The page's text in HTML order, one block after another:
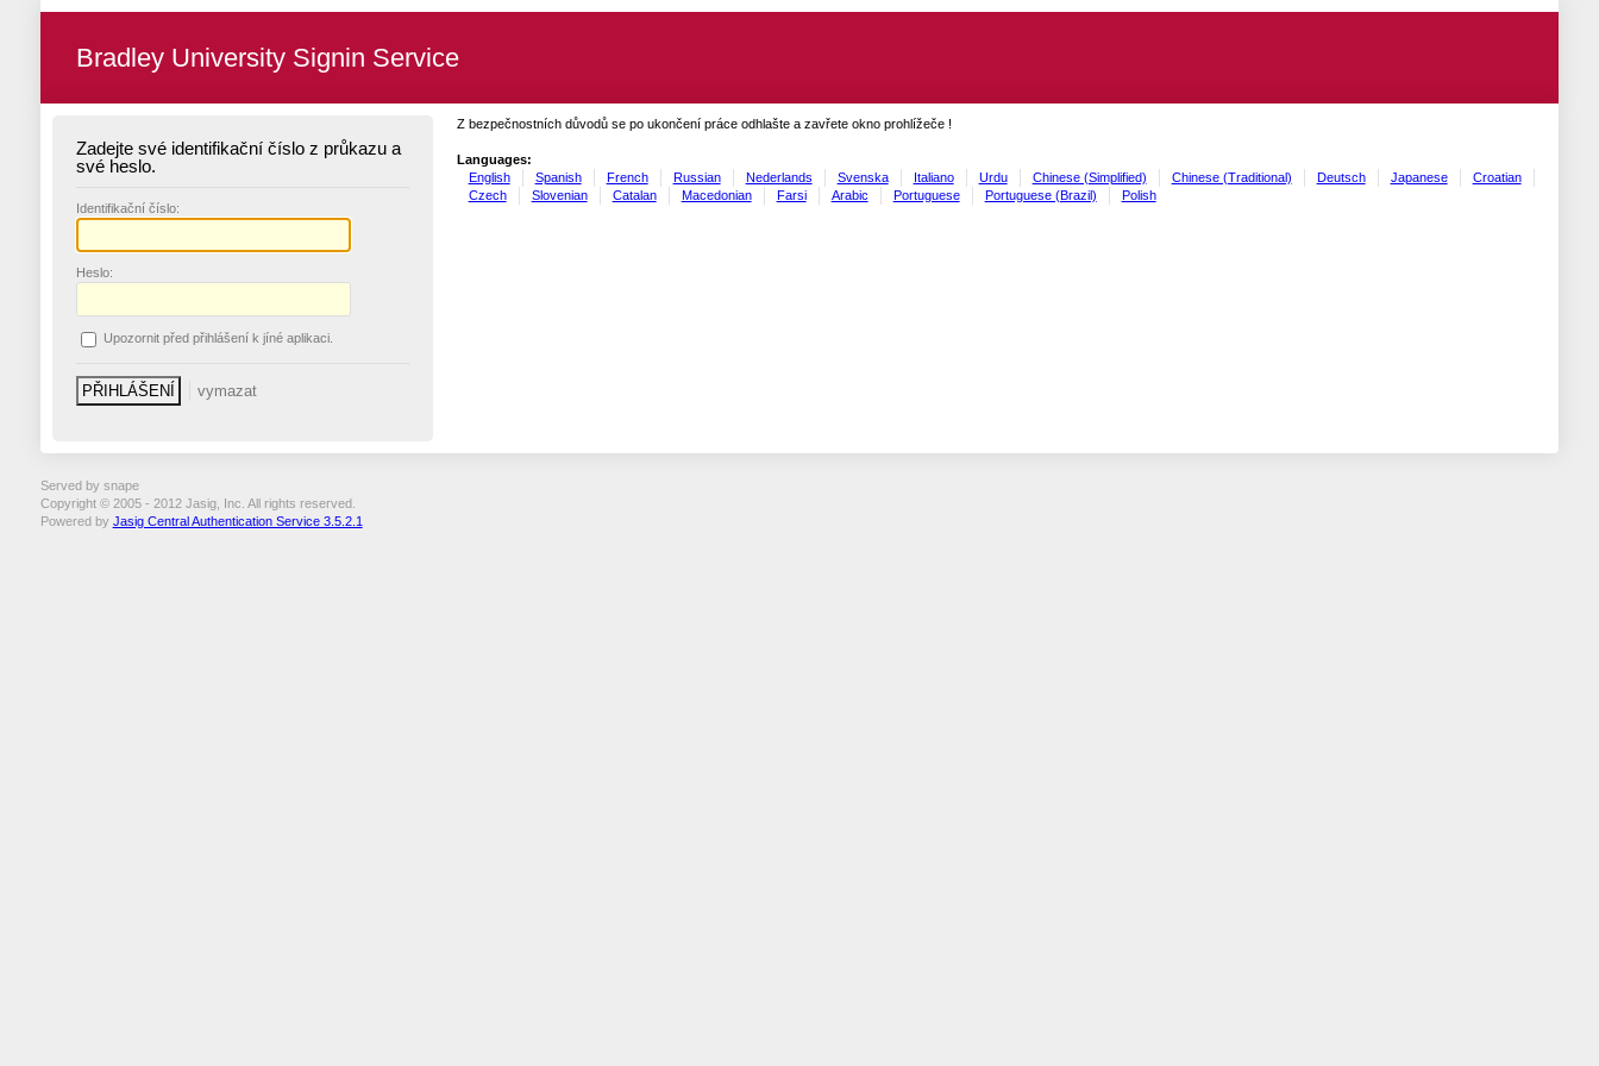
Bradley University Signin Service
Zadejte své identifikační číslo z průkazu a
své heslo.
Identifikační číslo:
Heslo:
Upozornit před přihlášení k jíné aplikaci.
Z bezpečnostních důvodů se po ukončení práce odhlašte a zavřete okno prohlížeče !
Languages:
English
Spanish French Russian Nederlands Svenska Italiano Urdu Chinese (Simplified) Chinese (Traditional) Deutsch Japanese
Croatian
Czech
Slovenian Catalan Macedonian Farsi Arabic Portuguese Portuguese (Brazil) Polish
Served by snape
Copyright © 2005 - 2012 Jasig, Inc. All rights reserved.
Powered by Jasig Central Authentication Service 3.5.2.1